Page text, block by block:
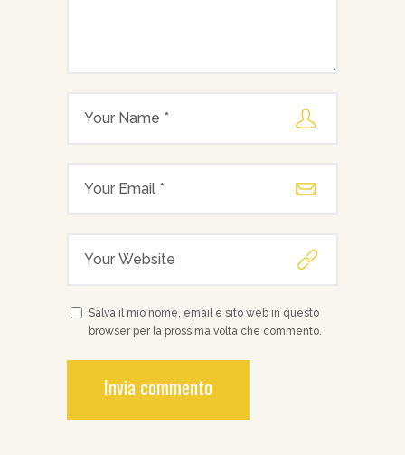
Salva il mio nome, email e sito web in questo
browser per la prossima volta che commento.